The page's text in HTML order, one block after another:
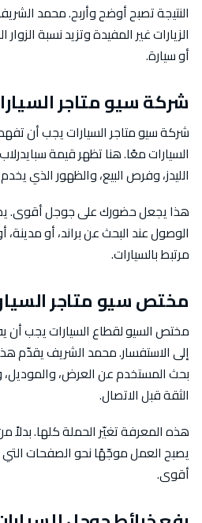
النتيجة تصبح أوضح وأربح. محمد
الزيارات غير المفيدة وتزيد نسبة
أو سيارة.
شركة سيو متاجر
شركة سيو متاجر السيارات يجب أن
السيارات معًا. هنا تظهر قيمة
الليدز، وفرص البيع، والظهور الذي
هذا يجعل حضورك على جوجل أقوى.
الوصول عند البحث عن براند، أو
مرتبط بالسيارات.
مختص سيو متاجر
مختص السيو لقطاع السيارات يجب
إلى الاستفسار. محمد الشريف يقدّم
بحث المستخدم عن العرض، والموديل،
الثقة قبل الاتصال.
هذه المعرفة تغيّر الحملة كلها. بدلاً
يصبح العمل موجّهًا نحو الصفحات التي
أقوى.